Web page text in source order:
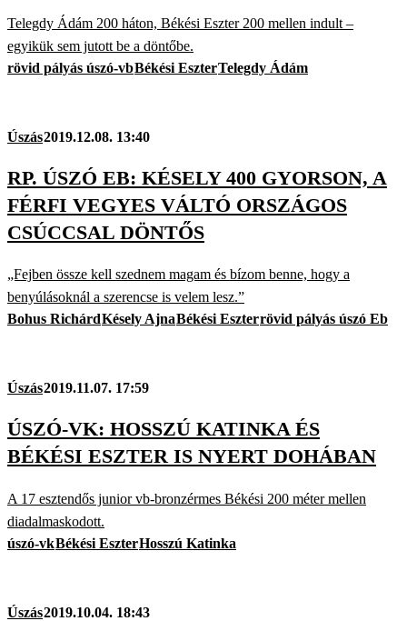
Telegdy Ádám 200 háton, Békési Eszter 200 mellen indult –
egyikük sem jutott be a döntőbe.
rövid pályás úszó-vbBékési EszterTelegdy Ádám
Úszás2019.12.08. 13:40
RP. ÚSZÓ EB: KÉSELY 400 GYORSON, A
FÉRFI VEGYES VÁLTÓ ORSZÁGOS
CSÚCCSAL DÖNTŐS
„Fejben össze kell szednem magam és bízom benne, hogy a
benyúlásoknál a szerencse is velem lesz.”
Bohus RichárdKésely AjnaBékési Eszterrövid pályás úszó Eb
Úszás2019.11.07. 17:59
ÚSZÓ-VK: HOSSZÚ KATINKA ÉS
BÉKÉSI ESZTER IS NYERT DOHÁBAN
A 17 esztendős junior vb-bronzérmes Békési 200 méter mellen
diadalmaskodott.
úszó-vkBékési EszterHosszú Katinka
Úszás2019.10.04. 18:43